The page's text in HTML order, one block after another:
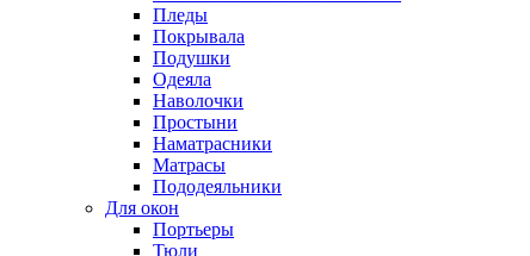
Пледы
Покрывала
Подушки
Одеяла
Наволочки
Простыни
Наматрасники
Матрасы
Пододеяльники
Для окон
Портьеры
Тюли